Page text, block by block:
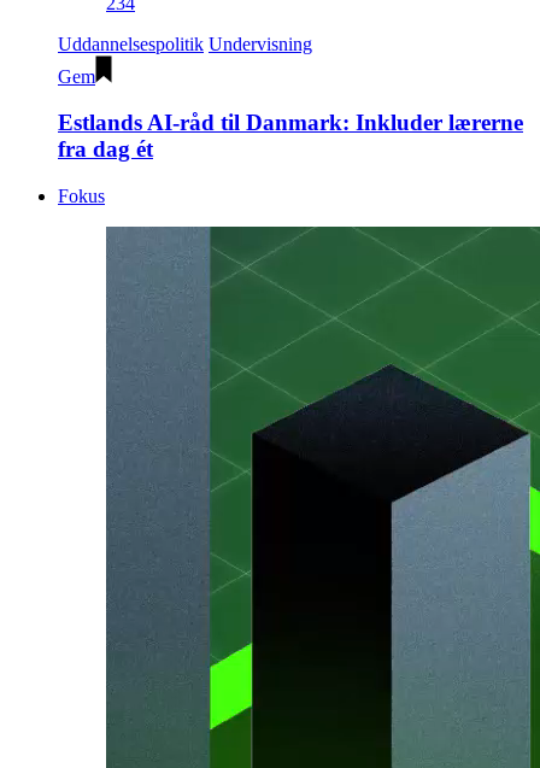
Uddannelsespolitik Undervisning
Gem
Estlands AI-råd til Danmark: Inkluder lærerne
fra dag ét
Fokus